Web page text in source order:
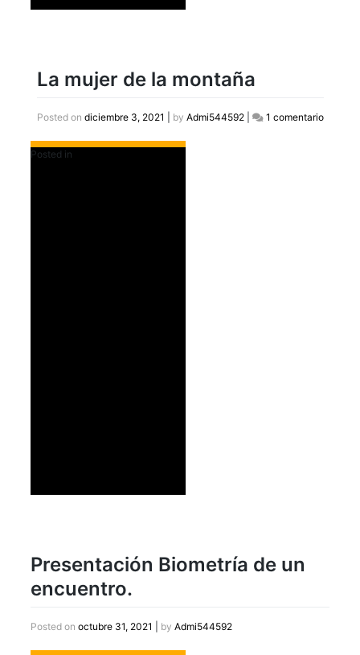
La mujer de la montaña
Posted on diciembre 3, 2021 by Admi544592| 1 comentarioen
Posted in
Presentación Biometría de un
encuentro.
Posted on octubre 31, 2021 by Admi544592